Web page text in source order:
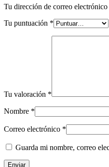
Tu dirección de correo
Tu puntuación *
Tu valoración *
Nombre *
Correo electrónico *
Guarda mi nombre, correo